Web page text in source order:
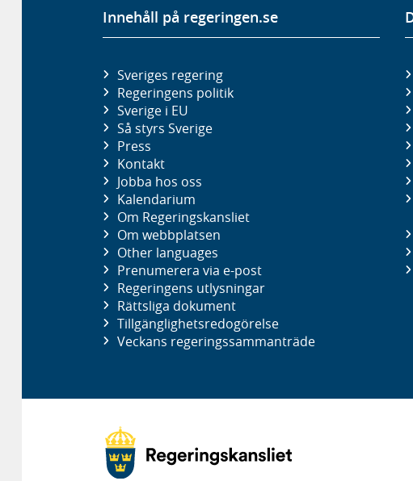
Innehåll på regeringen.se
Sveriges regering
Regeringens politik
Sverige i EU
Så styrs Sverige
Press
Kontakt
Jobba hos oss
Kalendarium
Om Regeringskansliet
Om webbplatsen
Other languages
Prenumerera via e-post
Regeringens utlysningar
Rättsliga dokument
Tillgänglighetsredogörelse
Veckans regeringssammanträde